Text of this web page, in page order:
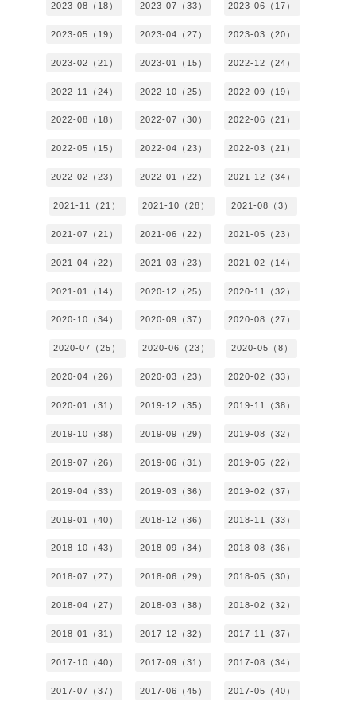
2023-08（18） 2023-07（33） 2023-06（17）
2023-05（19） 2023-04（27） 2023-03（20）
2023-02（21） 2023-01（15） 2022-12（24）
2022-11（24） 2022-10（25） 2022-09（19）
2022-08（18） 2022-07（30） 2022-06（21）
2022-05（15） 2022-04（23） 2022-03（21）
2022-02（23） 2022-01（22） 2021-12（34）
2021-11（21） 2021-10（28） 2021-08（3）
2021-07（21） 2021-06（22） 2021-05（23）
2021-04（22） 2021-03（23） 2021-02（14）
2021-01（14） 2020-12（25） 2020-11（32）
2020-10（34） 2020-09（37） 2020-08（27）
2020-07（25） 2020-06（23） 2020-05（8）
2020-04（26） 2020-03（23） 2020-02（33）
2020-01（31） 2019-12（35） 2019-11（38）
2019-10（38） 2019-09（29） 2019-08（32）
2019-07（26） 2019-06（31） 2019-05（22）
2019-04（33） 2019-03（36） 2019-02（37）
2019-01（40） 2018-12（36） 2018-11（33）
2018-10（43） 2018-09（34） 2018-08（36）
2018-07（27） 2018-06（29） 2018-05（30）
2018-04（27） 2018-03（38） 2018-02（32）
2018-01（31） 2017-12（32） 2017-11（37）
2017-10（40） 2017-09（31） 2017-08（34）
2017-07（37） 2017-06（45） 2017-05（40）